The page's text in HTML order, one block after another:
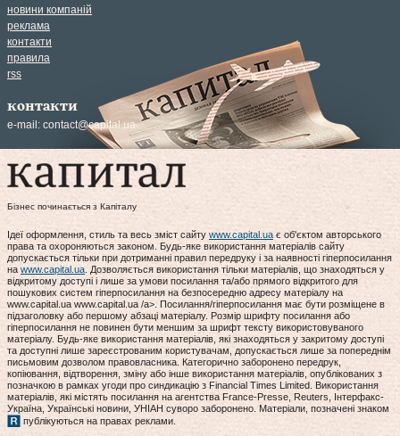
новини компаній
реклама
контакти
правила
rss
контакти
e-mail: contact@capital.ua
Бізнес починається з Капіталу
Ідеї оформлення, стиль та весь зміст сайту www.capital.uaє об'єктом авторського
права та охороняються законом. Будь-яке використання матеріалів сайту
допускається тільки при дотриманні правил передруку і за наявності гіперпосилання
на www.capital.ua. Дозволяється використання тільки матеріалів, що знаходяться у
відкритому доступі і лише за умови посилання та/або прямого відкритого для
пошукових систем гіперпосилання на безпосередню адресу матеріалу на
www.capital.ua www.capital.ua /a>. Посилання/гіперпосилання має бути розміщене в
підзаголовку або першому абзаці матеріалу. Розмір шрифту посилання або
гіперпосилання не повинен бути меншим за шрифт тексту використовуваного
матеріалу. Будь-яке використання матеріалів, які знаходяться у закритому доступі
та доступні лише зареєстрованим користувачам, допускається лише за попереднім
письмовим дозволом правовласника. Категорично заборонено передрук,
копіювання, відтворення, зміну або інше використання матеріалів, опублікованих з
позначкою в рамках угоди про синдикацію з Financial Times Limited. Використання
матеріалів, які містять посилання на агентства France-Presse, Reuters, Інтерфакс-
Україна, Українські новини, УНІАН суворо заборонено. Матеріали, позначені знаком
публікуються на правах реклами.